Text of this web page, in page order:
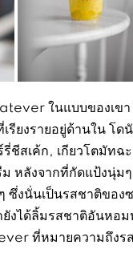
ในแบบของเขา
รียงรายอยู่ด้านใน โ
รี่ชีสเค้ก, เกียวโตมัท
หลังจากที่กัดแป้งนุ่ม
ซึ่งนั่นเป็นรสชาติขอ
งได้ลิ้มรสชาติอันหอ
ที่หมายความถึง